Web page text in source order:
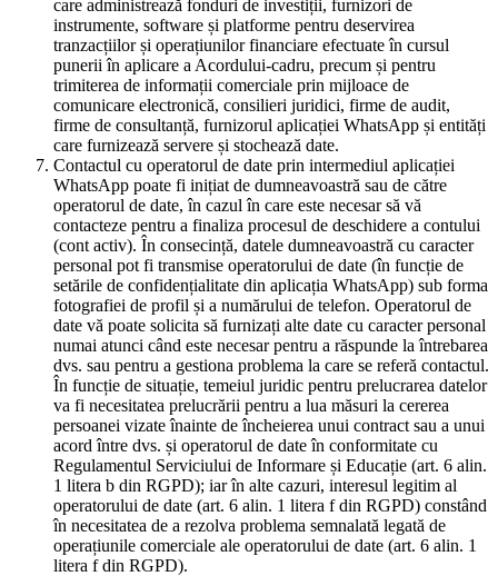
care administrează fonduri de investiții, furnizori de
instrumente, software și platforme pentru deservirea
tranzacțiilor și operațiunilor financiare efectuate în cursul
punerii în aplicare a Acordului-cadru, precum și pentru
trimiterea de informații comerciale prin mijloace de
comunicare electronică, consilieri juridici, firme de audit,
firme de consultanță, furnizorul aplicației WhatsApp și entități
care furnizează servere și stochează date.
Contactul cu operatorul de date prin intermediul aplicației
WhatsApp poate fi inițiat de dumneavoastră sau de către
operatorul de date, în cazul în care este necesar să vă
contacteze pentru a finaliza procesul de deschidere a contului
(cont activ). În consecință, datele dumneavoastră cu caracter
personal pot fi transmise operatorului de date (în funcție de
setările de confidențialitate din aplicația WhatsApp) sub forma
fotografiei de profil și a numărului de telefon. Operatorul de
date vă poate solicita să furnizați alte date cu caracter personal
numai atunci când este necesar pentru a răspunde la întrebarea
dvs. sau pentru a gestiona problema la care se referă contactul.
În funcție de situație, temeiul juridic pentru prelucrarea datelor
va fi necesitatea prelucrării pentru a lua măsuri la cererea
persoanei vizate înainte de încheierea unui contract sau a unui
acord între dvs. și operatorul de date în conformitate cu
Regulamentul Serviciului de Informare și Educație (art. 6 alin.
1 litera b din RGPD); iar în alte cazuri, interesul legitim al
operatorului de date (art. 6 alin. 1 litera f din RGPD) constând
în necesitatea de a rezolva problema semnalată legată de
operațiunile comerciale ale operatorului de date (art. 6 alin. 1
litera f din RGPD).